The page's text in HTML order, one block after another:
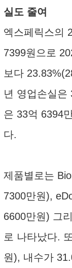
실도 줄여
엑스페릭스의
7399원으로
보다
년 영업손실은
은 33억 6394
다.
제품별로는
7300만원),
6600만원) 그
로 나타났다.
원), 내수가